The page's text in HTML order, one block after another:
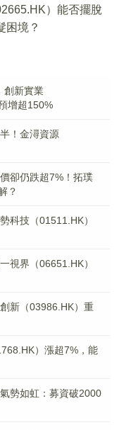
）能否擺脫
困境？
創新實業
增超150%
！金潯資源
卻仍跌超7%！拓璞
？
科技（01511.HK）
視界（06651.HK）
新（03986.HK）重
）漲超7%，能
勢如虹：募資破2000